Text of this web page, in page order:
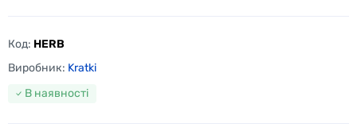
Код: HERB
Виробник: Kratki
В наявності